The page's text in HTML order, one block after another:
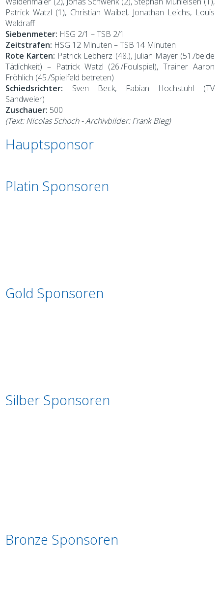
Patrick Watzl (1), Christian Waibel, Jonathan Leichs, Louis
Waldraff
Siebenmeter: HSG 2/1 – TSB 2/1
Zeitstrafen: HSG 12 Minuten – TSB 14 Minuten
Rote Karten: Patrick Lebherz (48.), Julian Mayer (51./beide
Tätlichkeit) – Patrick Watzl (26./Foulspiel), Trainer Aaron
Fröhlich (45./Spielfeld betreten)
Schiedsrichter: Sven Beck, Fabian Hochstuhl (TV
Sandweier)
Zuschauer: 500
(Text: Nicolas Schoch - Archivbilder: Frank Bieg)
Hauptsponsor
Platin Sponsoren
Gold Sponsoren
Silber Sponsoren
Bronze Sponsoren